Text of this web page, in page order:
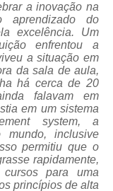
a inovação na
aprendizado do
excelência. Um
enfrentou a
a situação em
da sala de aula,
há cerca de 20
falavam em
em um sistema
system, a
mundo, inclusive
permitiu que o
rapidamente,
para uma
princípios de alta